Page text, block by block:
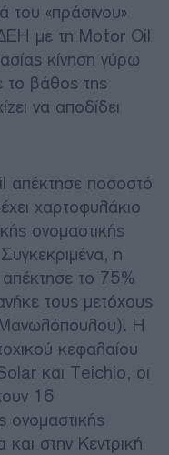
«πράσινου»
με τη Motor Oil
κίνηση γύρω
το βάθος της
να αποδίδει
απέκτησε ποσοστό
χαρτοφυλάκιο
ονομαστικής
η
το 75%
τους μετόχους
Μανωλόπουλου). Η
κεφαλαίου
και Teichio, οι
16
ονομαστικής
στην Κεντρική